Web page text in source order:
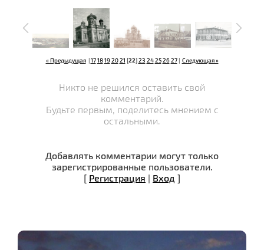
« Предыдущая|17 18 19 20 21 [22]23 24 25 26 27| Следующая »
Никто не решился оставить свой
комментарий.
Будьте первым, поделитесь мнением с
остальными.
Добавлять комментарии могут только
зарегистрированные пользователи.
[ Регистрация | Вход ]